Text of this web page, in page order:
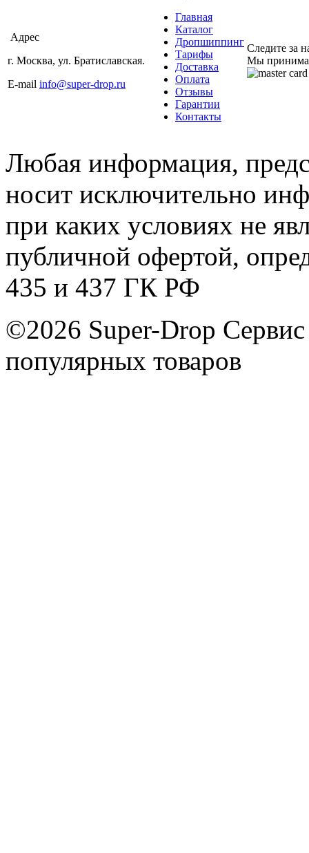
Адрес
г. Москва, ул. Братиславская.
E-mail info@super-drop.ru
Главная
Каталог
Дропшиппинг
Тарифы
Доставка
Оплата
Отзывы
Гарантии
Контакты
Следите за
Мы
Любая информация,
носит исключительно
при каких условиях не
публичной офертой,
435 и 437 ГК РФ
©2026 Super-Drop
популярных товаров